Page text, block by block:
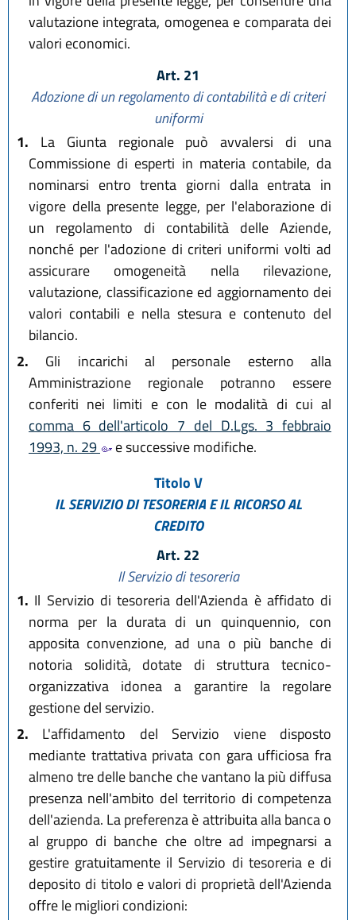
valutazione integrata, omogenea e comparata dei
valori economici.
Art. 21
Adozione di un regolamento di contabilità e di criteri
uniformi
1. La Giunta regionale può avvalersi di una
Commissione di esperti in materia contabile, da
nominarsi entro trenta giorni dalla entrata in
vigore della presente legge, per l'elaborazione di
un regolamento di contabilità delle Aziende,
nonché per l'adozione di criteri uniformi volti ad
assicurare omogeneità nella rilevazione,
valutazione, classificazione ed aggiornamento dei
valori contabili e nella stesura e contenuto del
bilancio.
2. Gli incarichi al personale esterno alla
Amministrazione regionale potranno essere
conferiti nei limiti e con le modalità di cui al
comma 6 dell'articolo 7 del D.Lgs. 3 febbraio
1993, n. 29
e successive modifiche.
Titolo V
IL SERVIZIO DI TESORERIA E IL RICORSO AL
CREDITO
Art. 22
Il Servizio di tesoreria
1. Il Servizio di tesoreria dell'Azienda è affidato di
norma per la durata di un quinquennio, con
apposita convenzione, ad una o più banche di
notoria solidità, dotate di struttura tecnico-
organizzativa idonea a garantire la regolare
gestione del servizio.
2. L'affidamento del Servizio viene disposto
mediante trattativa privata con gara ufficiosa fra
almeno tre delle banche che vantano la più diffusa
presenza nell'ambito del territorio di competenza
dell'azienda. La preferenza è attribuita alla banca o
al gruppo di banche che oltre ad impegnarsi a
gestire gratuitamente il Servizio di tesoreria e di
deposito di titolo e valori di proprietà dell'Azienda
offre le migliori condizioni: